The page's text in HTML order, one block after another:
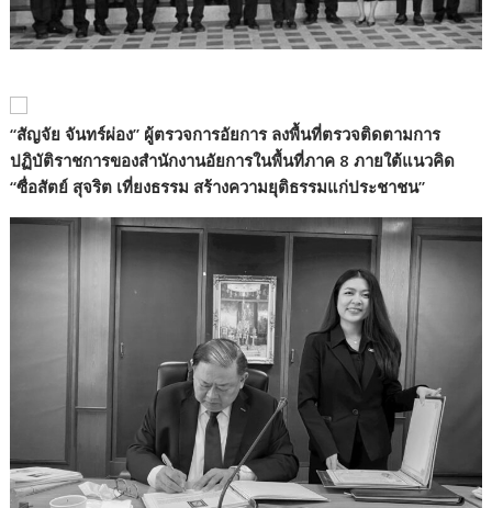
“สัญจัย จันทร์ผ่อง” ผู้ตรวจการอัยการ ลงพื้นที่ตรวจติดตามการ
ปฏิบัติราชการของสำนักงานอัยการในพื้นที่ภาค 8 ภายใต้แนวคิด
“ซื่อสัตย์ สุจริต เที่ยงธรรม สร้างความยุติธรรมแก่ประชาชน”